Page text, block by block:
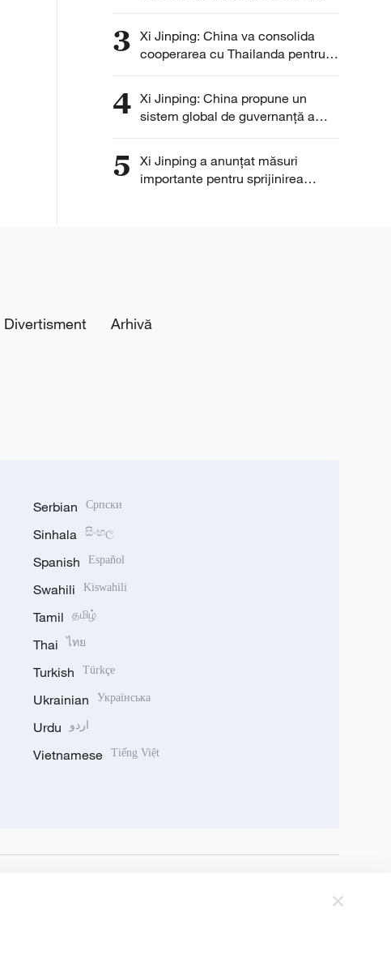
Antonio Guterres
3 Xi Jinping: China va consolida
cooperarea cu Thailanda pentru
stabilitate și prosperitate durabilă
4 Xi Jinping: China propune un
sistem global de guvernanță a
inteligenței artificiale bazat pe
5
Xi Jinping a anunţat măsuri
importante pentru sprijinirea
Divertisment Arhivă
Serbian Српски
Sinhala සිංහල
Spanish Español
Swahili Kiswahili
Tamil தமிழ்
Thai ไทย
Turkish Türkçe
Ukrainian Українська
Urdu اردو
Vietnamese Tiếng Việt